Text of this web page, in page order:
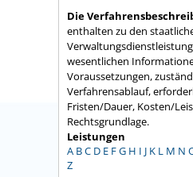
Die
enthalten zu den
wesentlichen
Voraussetzungen,
Verfahrensablauf,
Fristen/Dauer, Kosten/
Rechtsgrundlage.
Leistungen
A BC D E FG H I J K L M N
Z